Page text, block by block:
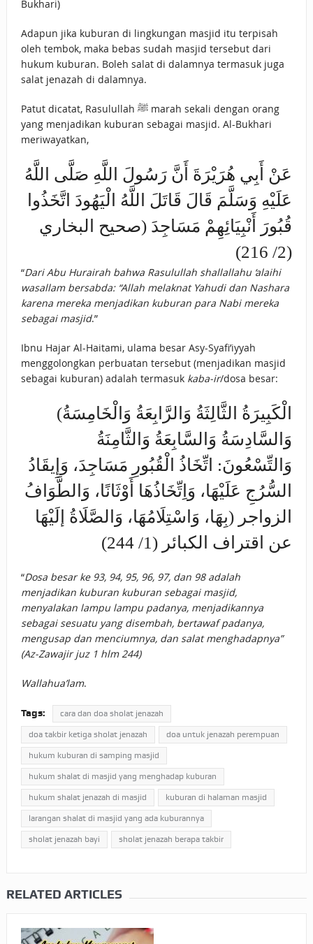
Bukhari)
Adapun jika kuburan di lingkungan masjid itu terpisah
oleh tembok, maka bebas sudah masjid tersebut dari
hukum kuburan. Boleh salat di dalamnya termasuk juga
salat jenazah di dalamnya.
Patut dicatat, Rasulullah ﷺ marah sekali dengan orang
yang menjadikan kuburan sebagai masjid. Al-Bukhari
meriwayatkan,
عَنْ أَبِي هُرَيْرَةَ أَنَّ رَسُولَ اللَّهِ صَلَّى اللَّهُ
عَلَيْهِ وَسَلَّمَ قَالَ قَاتَلَ اللَّهُ الْيَهُودَ اتَّخَذُوا
قُبُورَ أَنْبِيَائِهِمْ مَسَاجِدَ (صحيح البخاري
(2/ 216)
“Dari Abu Hurairah bahwa Rasulullah shallallahu ‘alaihi
wasallam bersabda: “Allah melaknat Yahudi dan Nashara
karena mereka menjadikan kuburan para Nabi mereka
sebagai masjid.”
Ibnu Hajar Al-Haitami, ulama besar Asy-Syafi’iyyah
menggolongkan perbuatan tersebut (menjadikan masjid
sebagai kuburan) adalah termasuk kaba-ir/dosa besar:
(الْكَبِيرَةُ الثَّالِثَةُ وَالرَّابِعَةُ وَالْخَامِسَةُ
وَالسَّادِسَةُ وَالسَّابِعَةُ وَالثَّامِنَةُ
وَالتِّسْعُونَ: اتِّخَاذُ الْقُبُورِ مَسَاجِدَ، وَإِيقَادُ
السُّرُجِ عَلَيْهَا، وَاِتِّخَاذُهَا أَوْثَانًا، وَالطَّوَافُ
بِهَا، وَاسْتِلَامُهَا، وَالصَّلَاةُ إلَيْهَا) الزواجر
عن اقتراف الكبائر (1/ 244)
“Dosa besar ke 93, 94, 95, 96, 97, dan 98 adalah
menjadikan kuburan kuburan sebagai masjid,
menyalakan lampu lampu padanya, menjadikannya
sebagai sesuatu yang disembah, bertawaf padanya,
mengusap dan menciumnya, dan salat menghadapnya”
(Az-Zawajir juz 1 hlm 244)
Wallahua’lam.
Tags: cara dan doa sholat jenazah
doa takbir ketiga sholat jenazah doa untuk jenazah perempuan
hukum kuburan di samping masjid
hukum shalat di masjid yang menghadap kuburan
hukum shalat jenazah di masjid kuburan di halaman masjid
larangan shalat di masjid yang ada kuburannya
sholat jenazah bayi sholat jenazah berapa takbir
RELATED ARTICLES